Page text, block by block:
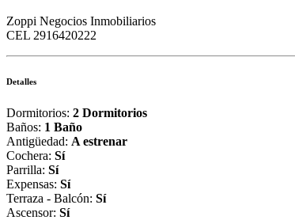
Zoppi Negocios Inmobiliarios
CEL 2916420222
Detalles
Dormitorios: 2 Dormitorios
Baños: 1 Baño
Antigüedad: A estrenar
Cochera: Sí
Parrilla: Sí
Expensas: Sí
Terraza - Balcón: Sí
Ascensor: Sí